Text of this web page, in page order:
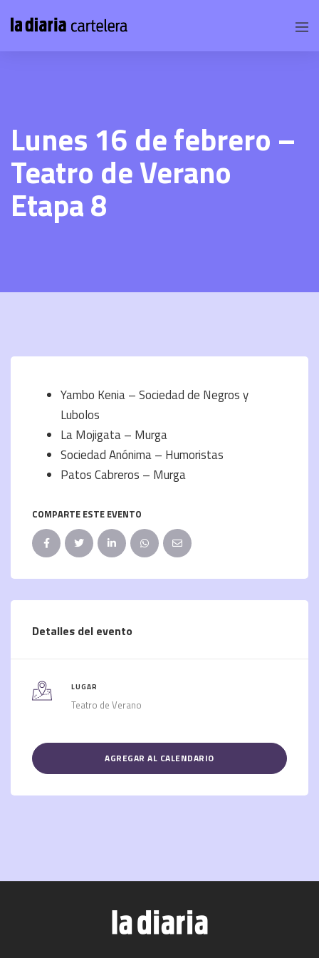
Lunes 16 de febrero –
Teatro de Verano
Etapa 8
Yambo Kenia – Sociedad de Negros y
Lubolos
La Mojigata – Murga
Sociedad Anónima – Humoristas
Patos Cabreros – Murga
COMPARTE ESTE EVENTO
Detalles del evento
LUGAR
Teatro de Verano
AGREGAR AL CALENDARIO